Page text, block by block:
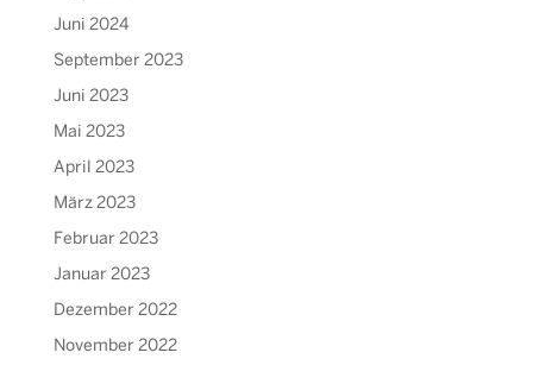
Juni 2024
September 2023
Juni 2023
Mai 2023
April 2023
März 2023
Februar 2023
Januar 2023
Dezember 2022
November 2022